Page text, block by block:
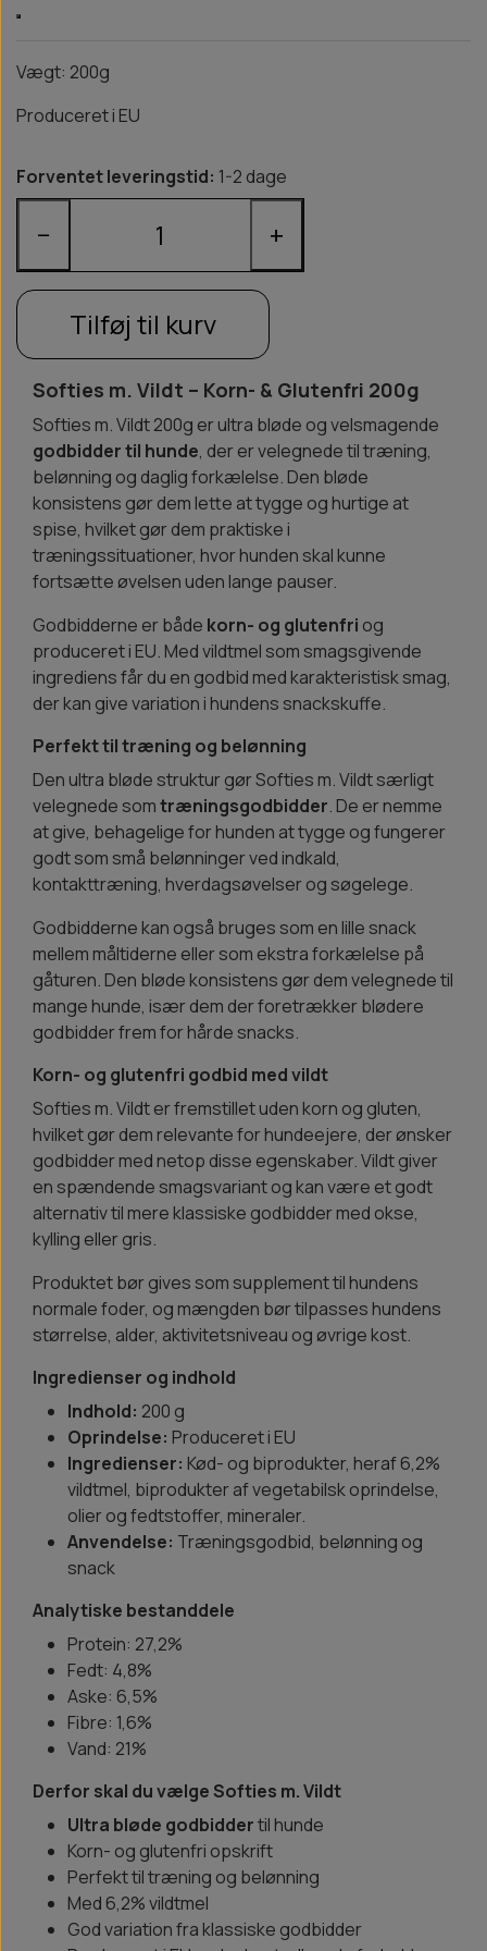
Vægt: 200g
Produceret i EU
Forventet leveringstid: 1-2 dage
− +
Tilføj til kurv
Softies m. Vildt – Korn- & Glutenfri 200g
Softies m. Vildt 200g er ultra bløde og velsmagende
godbidder til hunde, der er velegnede til træning,
belønning og daglig forkælelse. Den bløde
konsistens gør dem lette at tygge og hurtige at
spise, hvilket gør dem praktiske i
træningssituationer, hvor hunden skal kunne
fortsætte øvelsen uden lange pauser.
Godbidderne er både korn- og glutenfri og
produceret i EU. Med vildtmel som smagsgivende
ingrediens får du en godbid med karakteristisk smag,
der kan give variation i hundens snackskuffe.
Perfekt til træning og belønning
Den ultra bløde struktur gør Softies m. Vildt særligt
velegnede somtræningsgodbidder. De er nemme
at give, behagelige for hunden at tygge og fungerer
godt som små belønninger ved indkald,
kontakttræning, hverdagsøvelser og søgelege.
Godbidderne kan også bruges som en lille snack
mellem måltiderne eller som ekstra forkælelse på
gåturen. Den bløde konsistens gør dem velegnede til
mange hunde, især dem der foretrækker blødere
godbidder frem for hårde snacks.
Korn- og glutenfri godbid med vildt
Softies m. Vildt er fremstillet uden korn og gluten,
hvilket gør dem relevante for hundeejere, der ønsker
godbidder med netop disse egenskaber. Vildt giver
en spændende smagsvariant og kan være et godt
alternativ til mere klassiske godbidder med okse,
kylling eller gris.
Produktet bør gives som supplement til hundens
normale foder, og mængden bør tilpasses hundens
størrelse, alder, aktivitetsniveau og øvrige kost.
Ingredienser og indhold
Indhold: 200 g
Oprindelse: Produceret i EU
Ingredienser: Kød- og biprodukter, heraf 6,2%
vildtmel, biprodukter af vegetabilsk oprindelse,
olier og fedtstoffer, mineraler.
Anvendelse: Træningsgodbid, belønning og
snack
Analytiske bestanddele
Protein: 27,2%
Fedt: 4,8%
Aske: 6,5%
Fibre: 1,6%
Vand: 21%
Derfor skal du vælge Softies m. Vildt
Ultra bløde godbiddertil hunde
Korn- og glutenfri opskrift
Perfekt til træning og belønning
Med 6,2% vildtmel
God variation fra klassiske godbidder